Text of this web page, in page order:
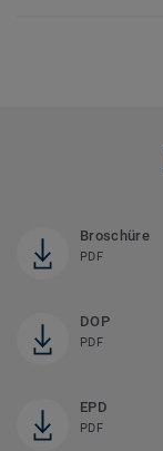
Broschüre
PDF
DOP
PDF
EPD
PDF